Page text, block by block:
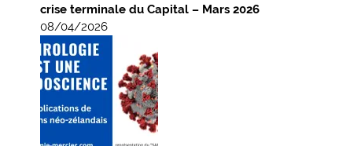
crise terminale du Capital – Mars 2026
08/04/2026